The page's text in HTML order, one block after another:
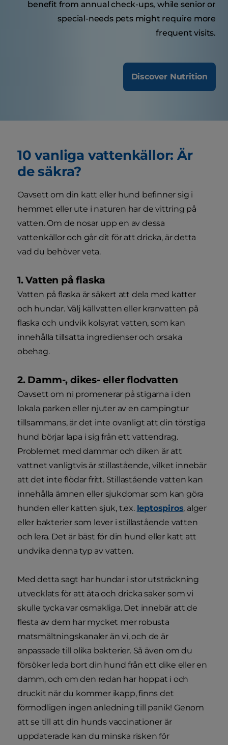
benefit from annual check-ups, while senior or
special-needs pets might require more
frequent visits.
Discover Nutrition
10 vanliga vattenkällor: Är
de säkra?
Oavsett om din katt eller hund befinner sig i
hemmet eller ute i naturen har de vittring på
vatten. Om de nosar upp en av dessa
vattenkällor och går dit för att dricka, är detta
vad du behöver veta.
1. Vatten på flaska
Vatten på flaska är säkert att dela med katter
och hundar. Välj källvatten eller kranvatten på
flaska och undvik kolsyrat vatten, som kan
innehålla tillsatta ingredienser och orsaka
obehag.
2. Damm-, dikes- eller flodvatten
Oavsett om ni promenerar på stigarna i den
lokala parken eller njuter av en campingtur
tillsammans, är det inte ovanligt att din törstiga
hund börjar lapa i sig från ett vattendrag.
Problemet med dammar och diken är att
vattnet vanligtvis är stillastående, vilket innebär
att det inte flödar fritt. Stillastående vatten kan
innehålla ämnen eller sjukdomar som kan göra
hunden eller katten sjuk, t.ex. leptospiros, alger
eller bakterier som lever i stillastående vatten
och lera. Det är bäst för din hund eller katt att
undvika denna typ av vatten.
Med detta sagt har hundar i stor utsträckning
utvecklats för att äta och dricka saker som vi
skulle tycka var osmakliga. Det innebär att de
flesta av dem har mycket mer robusta
matsmältningskanaler än vi, och de är
anpassade till olika bakterier. Så även om du
försöker leda bort din hund från ett dike eller en
damm, och om den redan har hoppat i och
druckit när du kommer ikapp, finns det
förmodligen ingen anledning till panik! Genom
att se till att din hunds vaccinationer är
uppdaterade kan du minska risken för